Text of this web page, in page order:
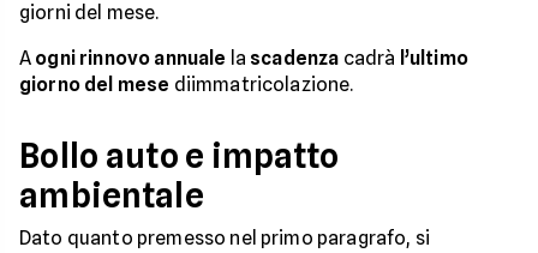
giorni del mese.
A ogni rinnovo annuale la scadenza cadrà l’ultimo
giorno del mese diimmatricolazione.
Bollo auto e impatto
ambientale
Dato quanto premesso nel primo paragrafo, si